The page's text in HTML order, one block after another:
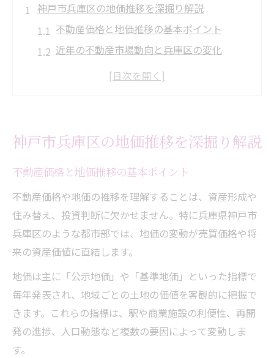
神戸市兵庫区の地価推移を深掘り解説
不動産価格と地価推移の基本ポイント
近年の不動産市場動向と兵庫区の変化
神戸市兵庫区の地価推移を最新データで解
資産価値を高める兵庫区の不動産動向
不動産の資産価値を左右する要素とは
再整備や利便性向上が資産価値に与える影
響
兵庫区の不動産動向と価格変動のつながり
資産価値を高めるエリア選びのコツ
不動産価値の維持・向上策を具体例で紹介
地価上昇率からみる今後の兵庫区不動産
不動産市況に影響する地価上昇率の読み方
兵庫県地価上昇率ランキングと不動産の関
神戸市兵庫区の地価推移を深掘り解説
不動産価格と地価推移の基本ポイント
不動産価格や地価の推移を理解することは、資産形成や
住み替え、投資判断に欠かせません。特に兵庫県神戸市
兵庫区のような都市部では、地価の変動が売買価格や将
来の資産価値に直結します。
地価は主に「公示地価」や「基準地価」といった指標で
毎年発表され、地域ごとの土地の価値を客観的に把握で
きます。これらの指標は、駅や商業施設の利便性、再開
発の進捗、人口動態など複数の要因によって変動しま
す。